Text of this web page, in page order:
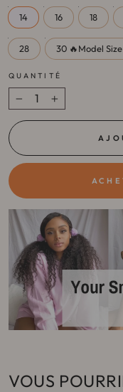
14 16 18
28 30 🔥Model Size
QUANTITÉ
+
VOUS